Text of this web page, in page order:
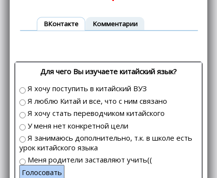
ВКонтакте Kомментарии
Для чего Вы изучаете китайский язык?
Я хочу поступить в китайский ВУЗ
Я люблю Китай и все, что с ним связано
Я хочу стать переводчиком китайского
У меня нет конкретной цели
Я занимаюсь дополнительно, т.к. в школе есть
урок китайского языка
Меня родители заставляют учить((
Голосовать